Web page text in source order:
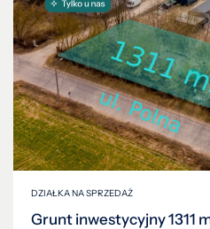
DZIAŁKA NA SPRZEDAŻ
Grunt inwestycyjny 1311